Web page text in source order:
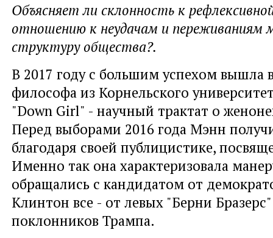
Объясняет ли склонность к
отношению к неудачам и переживаниям
структуру общества?.
В 2017 году с большим успехом вышла
философа из Корнельского
"Down Girl" - научный трактат о
Перед выборами 2016 года Мэнн
благодаря своей публицистике,
Именно так она характеризовала
обращались с кандидатом от
Клинтон все - от левых "Берни
поклонников Трампа.